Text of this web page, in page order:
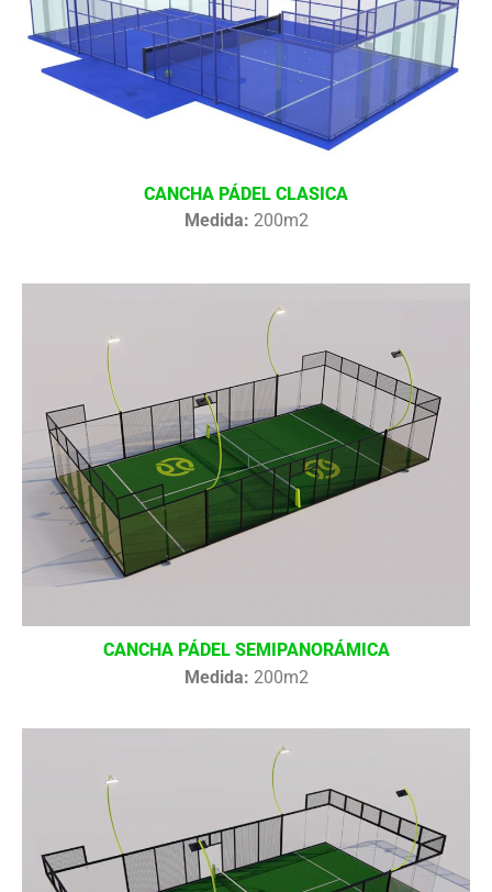
CANCHA PÁDEL CLASICA
Medida: 200m2
CANCHA PÁDEL SEMIPANORÁMICA
Medida: 200m2